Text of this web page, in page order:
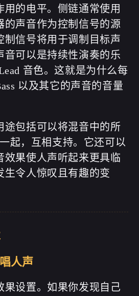
用的电平。侧链通常使用
的声音作为控制信号的源
制信号将用于调制目标声
音可以是持续性演奏的乐
音色。这就是为什么每
以及其它的声音的音量
途包括可以将混音中的所
起，互相支持。它还可以
效果使人声听起来更具临
生令人惊叹且有趣的变
人声
果设置。如果你发现自己